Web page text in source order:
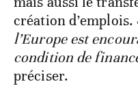
création d’emplois.
l’Europe est
condition de
préciser.